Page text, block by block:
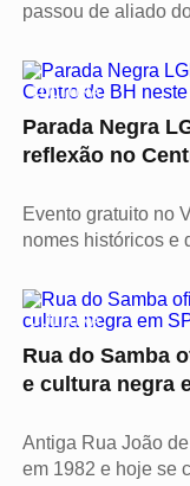
passou de aliado
CULTURA
Parada Negra
reflexão no
Evento gratuito no
nomes históricos e
CULTURA
Rua do Samba
e cultura negra
Antiga Rua João
em 1982 e hoje se